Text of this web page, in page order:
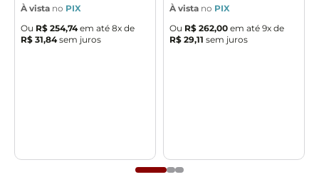
Encosto e assento estofados com espuma laminada.
Revestimento do encosto em Couríssimo na cor Preto
e assento revestido em Linho na cor Cru, com
Produto entregue desmontado, acompanha manual de
À vista no PIX
Ou R$ 254,74em até 8x de
R$ 31,84sem juros
À vista no PIX
Ou R$ 262,00 em até 9x de
R$ 29,11 sem juros